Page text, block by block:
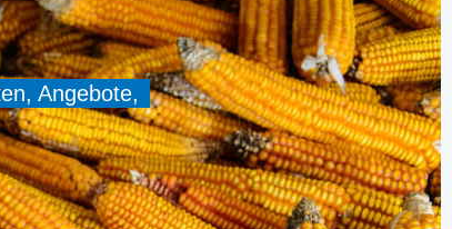
Angebote,